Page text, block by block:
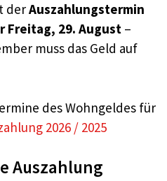
derAuszahlungstermin
Freitag, 29. August –
muss das Geld auf
des Wohngeldes für
2026 / 2025
Auszahlung